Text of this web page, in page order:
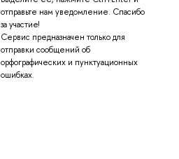
отправьте нам уведомление. Спасибо
за участие!
Сервис предназначен только для
отправки сообщений об
орфографических и пунктуационных
ошибках.